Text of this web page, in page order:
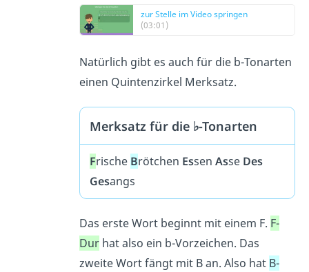
zur Stelle im Video springen
(03:01)
Natürlich gibt es auch für die b-Tonarten
einen Quintenzirkel Merksatz.
Merksatz für die ♭-Tonarten
Frische Brötchen Essen Asse Des
Gesangs
Das erste Wort beginnt mit einem F. F-
Dur hat also ein b-Vorzeichen. Das
zweite Wort fängt mit B an. Also hat B-